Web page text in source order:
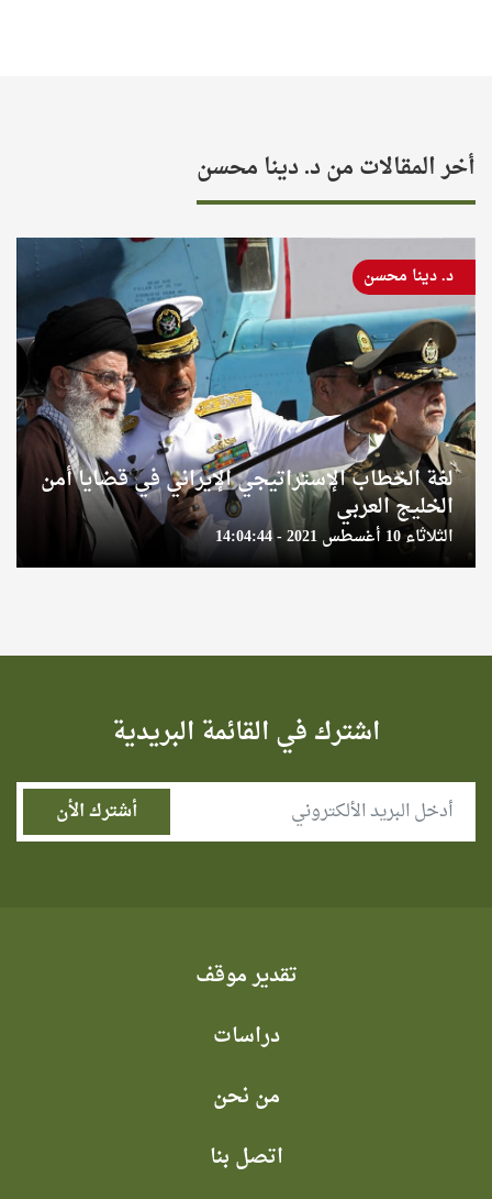
أخر المقالات من د. دينا محسن
لغة الخطاب الإستراتيجي الإيراني في قضايا أمن
الخليج العربي
الثلاثاء 10 أغسطس 2021 - 14:04:44
د. دينا محسن
اشترك في القائمة البريدية
تقدير موقف
دراسات
من نحن
اتصل بنا